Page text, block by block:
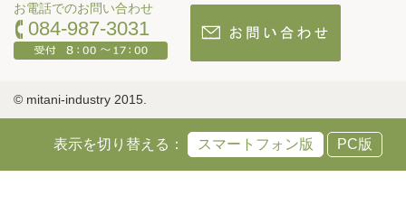
お電話でのお問い合わせ
084-987-3031
© mitani-industry 2015.
表示を切り替える： スマートフォン版 PC版